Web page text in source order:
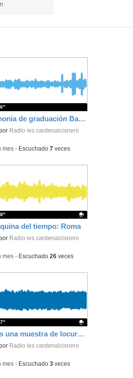
Ceremonia de graduación Bachillerato nocturno y FP Cardenal Cisneros
Radio ies cardenalcisnero
mes- Escuchado 7veces
del tiempo: Roma
educativo.
Radio ies cardenalcisnero
mes- Escuchado 26veces
¿No es una muestra de locura la frivolidad de nuestro tiempo?
educativo.
Radio ies cardenalcisnero
mes- Escuchado 3veces